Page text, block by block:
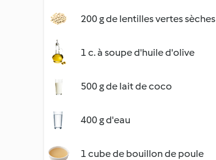
200 g de lentilles vertes sèches
1 c. à soupe d'huile d'olive
500 g de lait de coco
400 g d'eau
1 cube de bouillon de poule